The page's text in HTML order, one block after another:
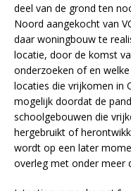
deel van de grond ten
Noord aangekocht van
daar woningbouw te
locatie, door de komst
onderzoeken of en
locaties die vrijkomen in
mogelijk doordat de
schoolgebouwen die
hergebruikt of
wordt op een later
overleg met onder meer